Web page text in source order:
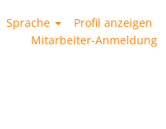
Sprache
Profil anzeigen
Mitarbeiter-Anmeldung